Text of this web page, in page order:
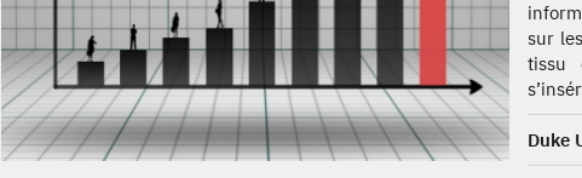
sur
tissu
Duke